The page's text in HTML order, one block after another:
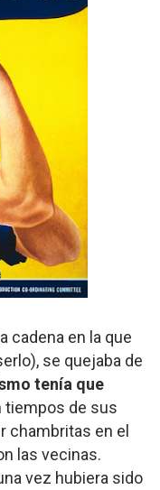
cadena en la que
se quejaba de
tenía que
tiempos de sus
chambritas en el
las vecinas.
vez hubiera sido